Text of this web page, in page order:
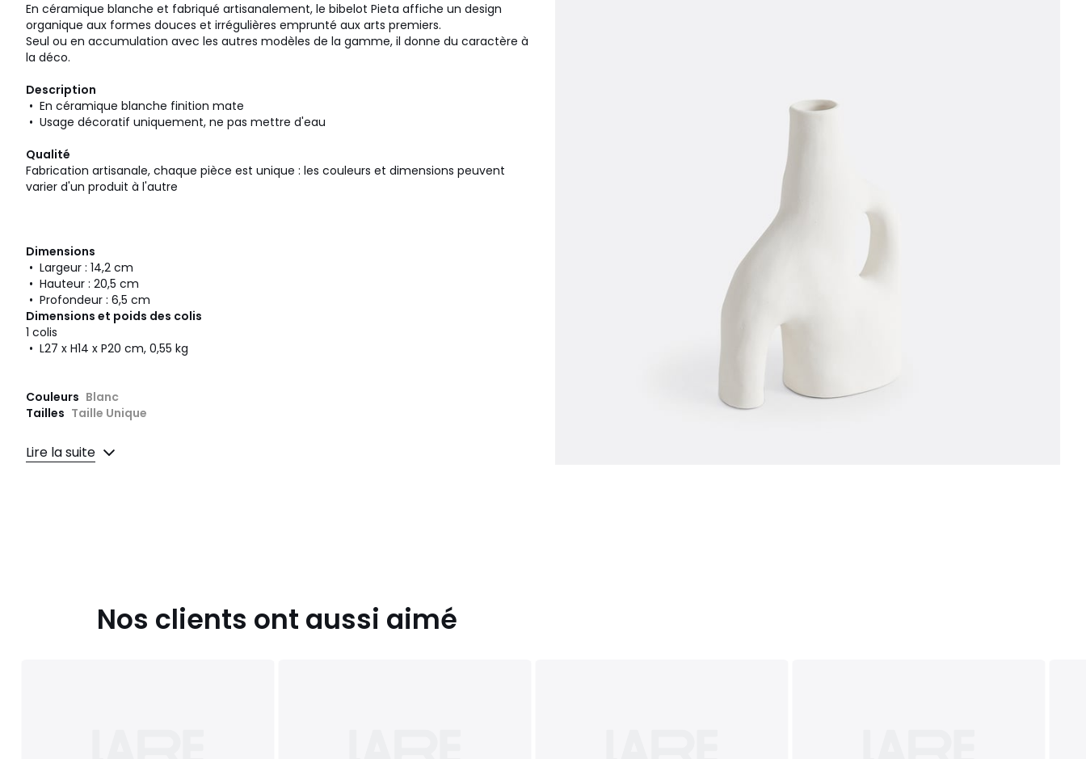
En céramique blanche et fabriqué artisanalement, le bibelot Pieta affiche un design
organique aux formes douces et irrégulières emprunté aux arts premiers.
Seul ou en accumulation avec les autres modèles de la gamme, il donne du caractère à
la déco.
Description
• En céramique blanche finition mate
• Usage décoratif uniquement, ne pas mettre d'eau
Qualité
Fabrication artisanale, chaque pièce est unique : les couleurs et dimensions peuvent
varier d'un produit à l'autre
Dimensions
• Largeur : 14,2 cm
• Hauteur : 20,5 cm
• Profondeur : 6,5 cm
Dimensions et poids des colis
1 colis
• L27 x H14 x P20 cm, 0,55 kg
Couleurs Blanc
Tailles Taille Unique
Caractéristiques environnementales de l’emballage
En savoir plus sur nos emballages
Lire la suite
Nos clients ont aussi aimé